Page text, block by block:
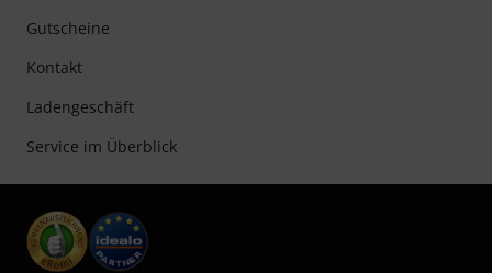
Gutscheine
Kontakt
Ladengeschäft
Service im Überblick